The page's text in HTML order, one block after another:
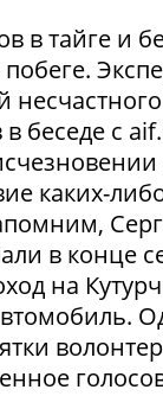
в тайге
беседе с
каких-
в конце
на